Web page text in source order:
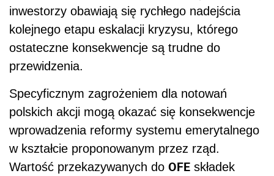
inwestorzy obawiają się rychłego nadejścia
kolejnego etapu eskalacji kryzysu, którego
ostateczne konsekwencje są trudne do
przewidzenia.
Specyficznym zagrożeniem dla notowań
polskich akcji mogą okazać się konsekwencje
wprowadzenia reformy systemu emerytalnego
w kształcie proponowanym przez rząd.
Wartość przekazywanych do OFE składek